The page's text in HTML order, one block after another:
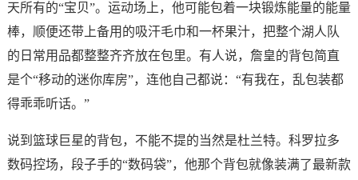
天所有的“宝贝”。运动场上，他可能包着一块锻炼能量的能量
棒，顺便还带上备用的吸汗毛巾和一杯果汁，把整个湖人队
的日常用品都整整齐齐放在包里。有人说，詹皇的背包简直
是个“移动的迷你库房”，连他自己都说：“有我在，乱包装都
得乖乖听话。”
说到篮球巨星的背包，不能不提的当然是杜兰特。科罗拉多
数码控场，段子手的“数码袋”，他那个背包就像装满了最新款